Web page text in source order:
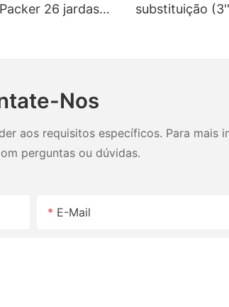
26 jardas
substituição
Nos
aos requisitos específicos. Para
perguntas ou dúvidas.
E-Mail